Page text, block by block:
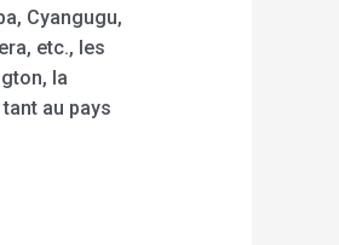
Cyangugu,
etc., les
la
au pays